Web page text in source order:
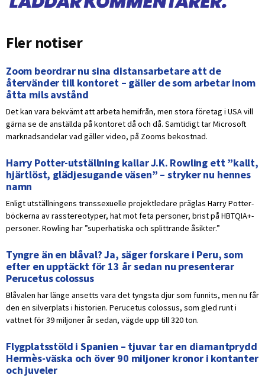
Fler notiser
Zoom beordrar nu sina distansarbetare att de
återvänder till kontoret – gäller de som arbetar inom
åtta mils avstånd
Det kan vara bekvämt att arbeta hemifrån, men stora företag i USA vill
gärna se de anställda på kontoret då och då. Samtidigt tar Microsoft
marknadsandelar vad gäller video, på Zooms bekostnad.
Harry Potter-utställning kallar J.K. Rowling ett ”kallt,
hjärtlöst, glädjesugande väsen” – stryker nu hennes
namn
Enligt utställningens transsexuelle projektledare präglas Harry Potter-
böckerna av rasstereotyper, hat mot feta personer, brist på HBTQIA+-
personer. Rowling har ”superhatiska och splittrande åsikter.”
Tyngre än en blåval? Ja, säger forskare i Peru, som
efter en upptäckt för 13 år sedan nu presenterar
Perucetus colossus
Blåvalen har länge ansetts vara det tyngsta djur som funnits, men nu får
den en silverplats i historien. Perucetus colossus, som gled runt i
vattnet för 39 miljoner år sedan, vägde upp till 320 ton.
Flygplatsstöld i Spanien – tjuvar tar en diamantprydd
Hermès-väska och över 90 miljoner kronor i kontanter
och juveler